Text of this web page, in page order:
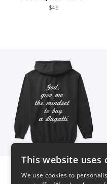
$46
This website uses
We use cookies to